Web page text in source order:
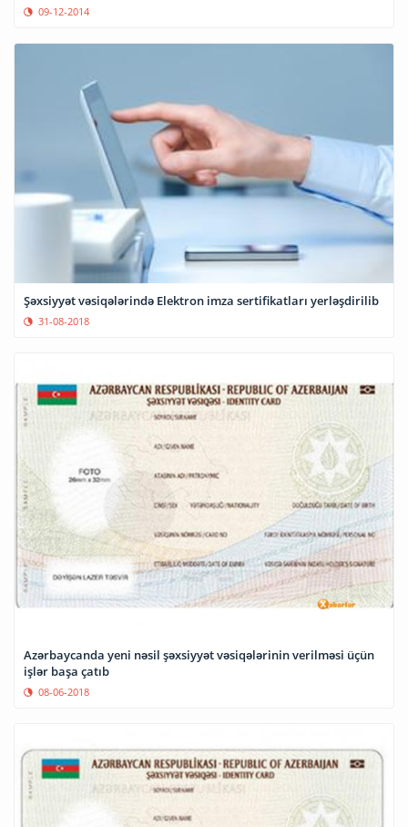
09-12-2014
Şəxsiyyət vəsiqələrində Elektron imza sertifikatları yerləşdirilib
31-08-2018
Azərbaycanda yeni nəsil şəxsiyyət vəsiqələrinin verilməsi üçün
işlər başa çatıb
08-06-2018